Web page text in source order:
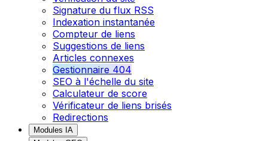
Signature du flux RSS
Indexation instantanée
Compteur de liens
Suggestions de liens
Articles connexes
Gestionnaire 404
SEO à l'échelle du site
Calculateur de score
Vérificateur de liens brisés
Redirections
Modules IA